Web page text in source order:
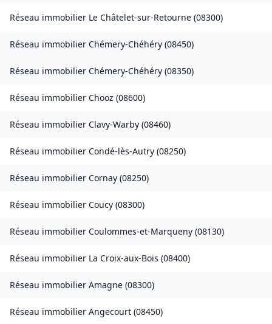
Réseau immobilier Le Châtelet-sur-Retourne (08300)
Réseau immobilier Chémery-Chéhéry (08450)
Réseau immobilier Chémery-Chéhéry (08350)
Réseau immobilier Chooz (08600)
Réseau immobilier Clavy-Warby (08460)
Réseau immobilier Condé-lès-Autry (08250)
Réseau immobilier Cornay (08250)
Réseau immobilier Coucy (08300)
Réseau immobilier Coulommes-et-Marqueny (08130)
Réseau immobilier La Croix-aux-Bois (08400)
Réseau immobilier Amagne (08300)
Réseau immobilier Angecourt (08450)